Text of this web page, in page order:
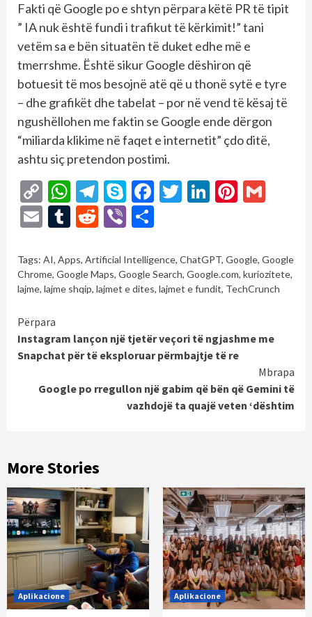
Fakti që Google po e shtyn përpara këtë PR të tipit
” IA nuk është fundi i trafikut të kërkimit!” tani
vetëm sa e bën situatën të duket edhe më e
tmerrshme. Është sikur Google dëshiron që
botuesit të mos besojnë atë që u thonë sytë e tyre
– dhe grafikët dhe tabelat – por në vend të kësaj të
ngushëllohen me faktin se Google ende dërgon
“miliarda klikime në faqet e internetit” çdo ditë,
ashtu siç pretendon postimi.
Copy
Link
WhatsApp
Telegram
SkypeFacebook
Twitter
LinkedIn
EmailTumblr
Reddit
Viber
Tags: AI, Apps, Artificial Intelligence, ChatGPT, Google, Google
Chrome, Google Maps, Google Search, Google.com, kuriozitete,
lajme, lajme shqip, lajmet e dites, lajmet e fundit, TechCrunch
Continue
Reading
Përpara
Instagram lançon një tjetër veçori të ngjashme me
Snapchat për të eksploruar përmbajtje të re
Mbrapa
Google po rregullon një gabim që bën që Gemini të
vazhdojë ta quajë veten ‘dështim
More Stories
Aplikacione Aplikacione